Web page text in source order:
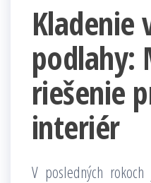
Kladenie
podlahy:
riešenie
interiér
V posledných